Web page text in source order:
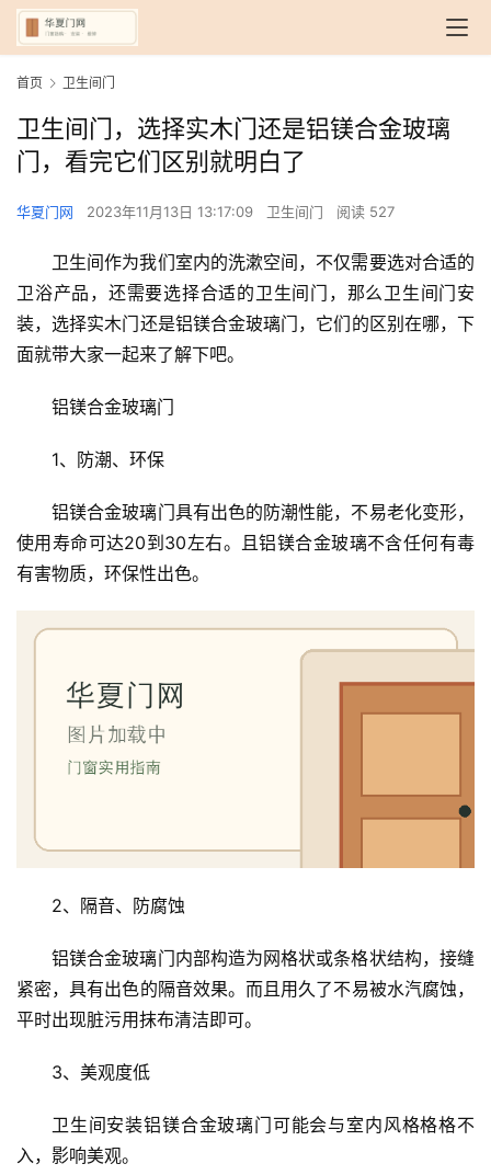
首页 卫生间门
卫生间门，选择实木门还是铝镁合金玻璃
门，看完它们区别就明白了
华夏门网 2023年11月13日 13:17:09 卫生间门 阅读 527
卫生间作为我们室内的洗漱空间，不仅需要选对合适的
卫浴产品，还需要选择合适的卫生间门，那么卫生间门安
装，选择实木门还是铝镁合金玻璃门，它们的区别在哪，下
面就带大家一起来了解下吧。
铝镁合金玻璃门
1、防潮、环保
铝镁合金玻璃门具有出色的防潮性能，不易老化变形，
使用寿命可达20到30左右。且铝镁合金玻璃不含任何有毒
有害物质，环保性出色。
2、隔音、防腐蚀
铝镁合金玻璃门内部构造为网格状或条格状结构，接缝
紧密，具有出色的隔音效果。而且用久了不易被水汽腐蚀，
平时出现脏污用抹布清洁即可。
3、美观度低
卫生间安装铝镁合金玻璃门可能会与室内风格格格不
入，影响美观。